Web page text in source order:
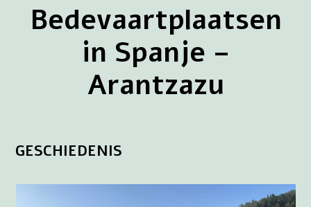
Bedevaartplaatsen
in Spanje –
Arantzazu
GESCHIEDENIS